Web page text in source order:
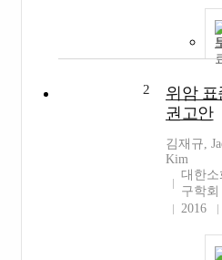
2
위암 표
권고안
김재규,
Kim
대한
구학회
2016